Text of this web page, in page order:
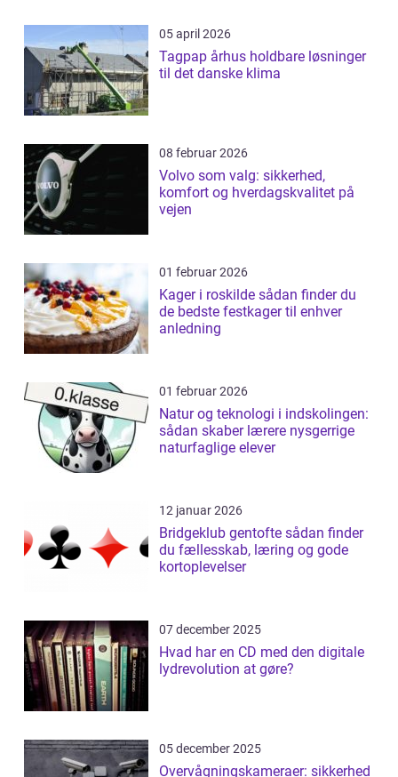
05 april 2026
Tagpap århus holdbare løsninger
til det danske klima
08 februar 2026
Volvo som valg: sikkerhed,
komfort og hverdagskvalitet på
vejen
01 februar 2026
Kager i roskilde sådan finder du
de bedste festkager til enhver
anledning
01 februar 2026
Natur og teknologi i indskolingen:
sådan skaber lærere nysgerrige
naturfaglige elever
12 januar 2026
Bridgeklub gentofte sådan finder
du fællesskab, læring og gode
kortoplevelser
07 december 2025
Hvad har en CD med den digitale
lydrevolution at gøre?
05 december 2025
Overvågningskameraer: sikkerhed